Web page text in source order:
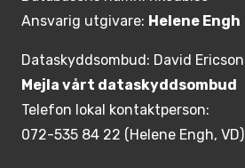
Ansvarig utgivare: Helene Engh
Dataskyddsombud: David Ericson
Mejla vårt dataskyddsombud
Telefon lokal kontaktperson:
072-535 84 22 (Helene Engh, VD)